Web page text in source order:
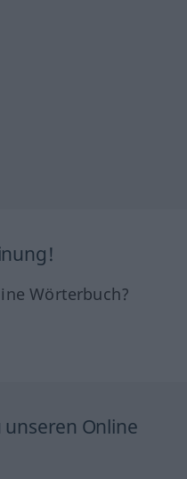
Wörterbuch?
unseren Online